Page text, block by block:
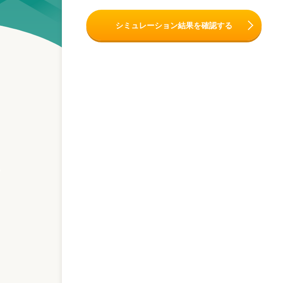
シミュレーション結果を確認する